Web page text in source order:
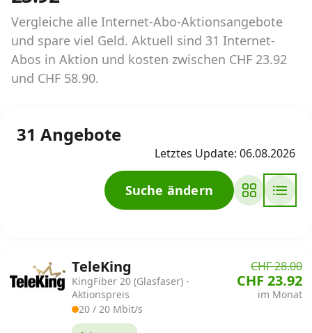
Internet‑Verfügbarkeits‑Checker
Prüfe deine Möglichkeiten
Glasfaser
Internet-Abo-Aktionen
Internet-Abo kündigen
Weitere Infos
Alle Internet-Vergleiche
Vergleiche alle Internet-Abo-Aktionsangebote
und spare viel Geld. Aktuell sind 31 Internet-
Abos in Aktion und kosten zwischen CHF 23.92
und CHF 58.90.
31 Angebote
Letztes Update: 06.08.2026
Suche ändern
TeleKing
KingFiber 20 (Glasfaser) -
Aktionspreis
20 / 20 Mbit/s
CHF 28.00
CHF 23.92
im Monat